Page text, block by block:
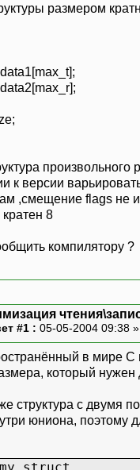
размером
к версии
,смещение flags не
кратен 8
компилятору ?
#1 : 05-05-2004 09:38
в мире
который
структура с двумя
юниона, поэтому